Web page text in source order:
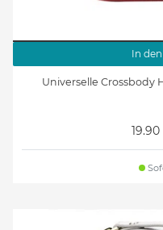
In
Universelle Crossbody